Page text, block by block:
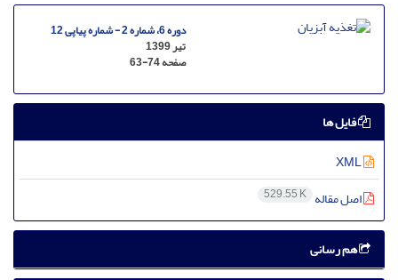
دوره 6، شماره 2 - شماره پیاپی 12
تیر 1399
صفحه63-74
فایل ها
اصل مقاله 529.55 K
هم رسانی